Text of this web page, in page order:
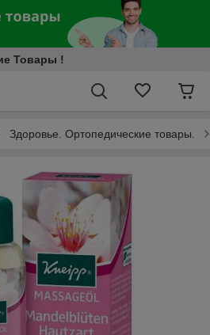
Товары !
Здоровье. Ортопедические товары.